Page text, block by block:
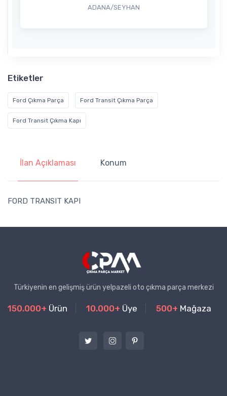
ADANA/SEYHAN
Etiketler
Ford Çıkma Parça Ford Transit Çıkma Parça
Ford Transit Çıkma Kapı
İlan Açıklaması Konum
FORD TRANSIT KAPI
Türkiyenin en gelişmiş ürün yelpazeli oto çıkma parça merkezi
150.000+ Ürün 10.000+ Üye 500+ Mağaza